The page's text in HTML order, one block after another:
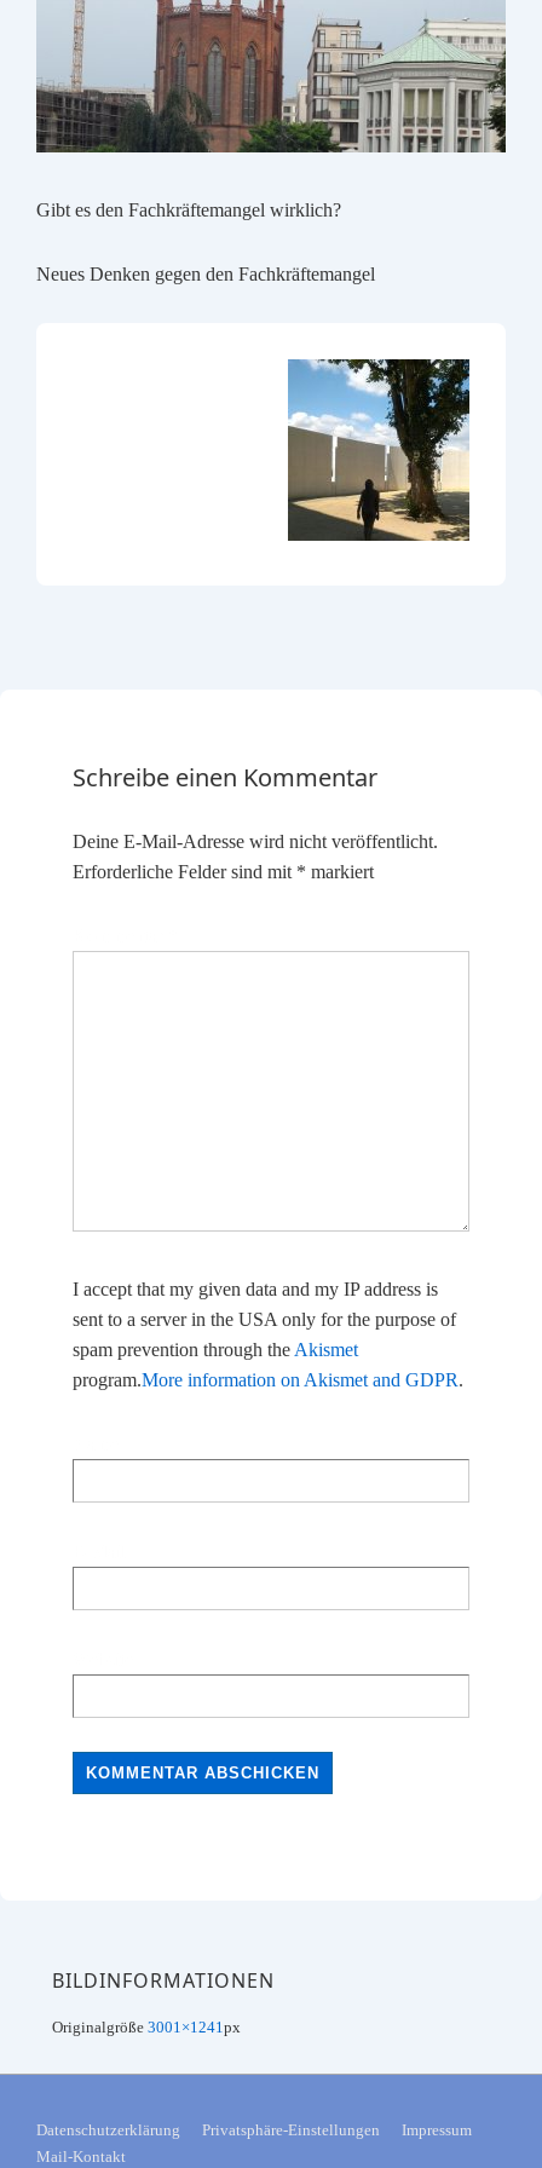
Gibt es den Fachkräftemangel wirklich?
Neues Denken gegen den Fachkräftemangel
Schreibe einen Kommentar
Deine E-Mail-Adresse wird nicht veröffentlicht.
Erforderliche Felder sind mit * markiert
I accept that my given data and my IP address is
sent to a server in the USA only for the purpose of
spam prevention through the Akismet
program.More information on Akismet and GDPR.
BILDINFORMATIONEN
Originalgröße 3001×1241 px
FOOTER-
Datenschutzerklärung Privatsphäre-Einstellungen
Impressum
Mail-Kontakt